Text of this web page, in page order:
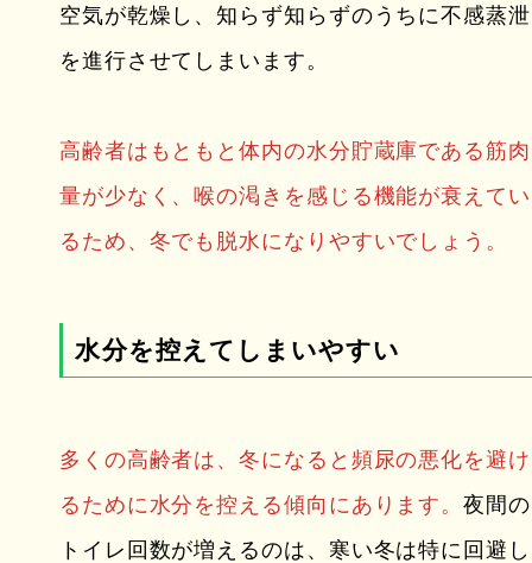
空気が乾燥し、知らず知らずのうちに不感蒸泄
を進行させてしまいます。
高齢者はもともと体内の水分貯蔵庫である筋肉
量が少なく、喉の渇きを感じる機能が衰えてい
るため、冬でも脱水になりやすいでしょう。
水分を控えてしまいやすい
多くの高齢者は、冬になると頻尿の悪化を避け
るために水分を控える傾向にあります。夜間の
トイレ回数が増えるのは、寒い冬は特に回避し